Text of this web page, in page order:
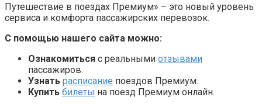
Путешествие в поездах Премиум» – это новый уровень
сервиса и комфорта пассажирских перевозок.
С помощью нашего сайта можно:
Ознакомиться с реальными отзывами
пассажиров.
Узнать расписание поездов Премиум.
Купить билеты на поезд Премиум онлайн.